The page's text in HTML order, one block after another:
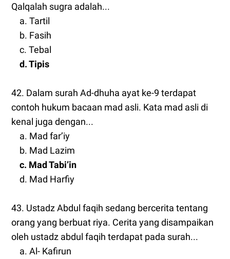
Qalqalah sugra adalah...
a. Tartil
b. Fasih
c. Tebal
d. Tipis
42. Dalam surah Ad-dhuha ayat ke-9 terdapat
contoh hukum bacaan mad asli. Kata mad asli di
kenal juga dengan...
a. Mad far’iy
b. Mad Lazim
c. Mad Tabi’in
d. Mad Harfiy
43. Ustadz Abdul faqih sedang bercerita tentang
orang yang berbuat riya. Cerita yang disampaikan
oleh ustadz abdul faqih terdapat pada surah...
a. Al- Kafirun